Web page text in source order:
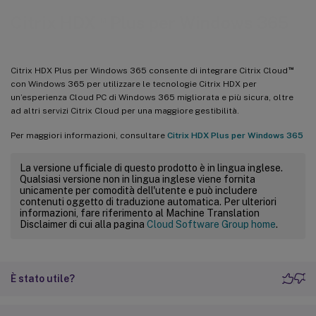
Citrix HDX Plus per Windows 365 consente di integrare Citrix Cloud ™
con Windows 365 per utilizzare le tecnologie Citrix HDX per
un’esperienza Cloud PC di Windows 365 migliorata e più sicura, oltre
ad altri servizi Citrix Cloud per una maggiore gestibilità.
Per maggiori informazioni, consultare Citrix HDX Plus per Windows 365
La versione ufficiale di questo prodotto è in lingua inglese.
Qualsiasi versione non in lingua inglese viene fornita
unicamente per comodità dell'utente e può includere
contenuti oggetto di traduzione automatica. Per ulteriori
informazioni, fare riferimento al Machine Translation
Disclaimer di cui alla pagina Cloud Software Group home.
È stato utile?